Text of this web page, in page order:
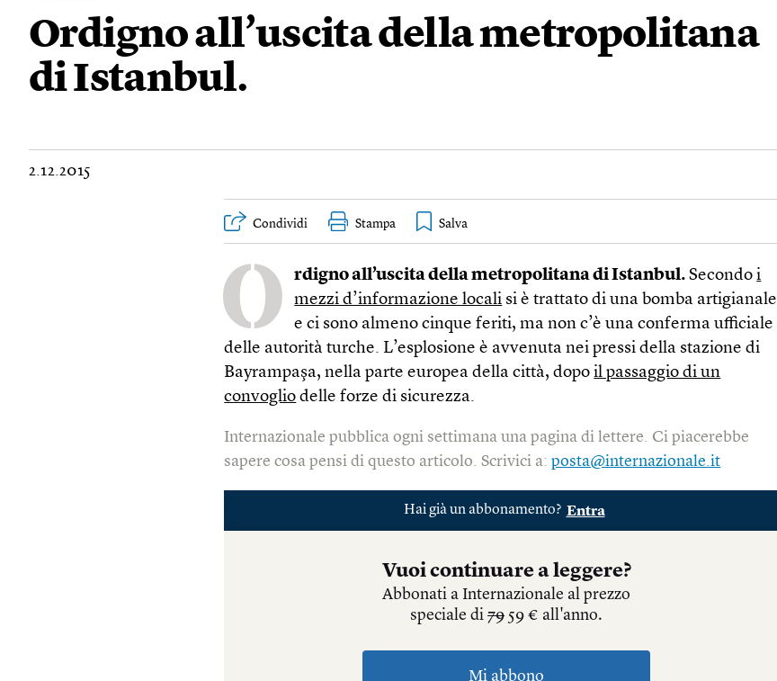
Ordigno all’uscita della metropolitana
di Istanbul.
2.12.2015
Condividi Stampa
O rdigno all’uscita della metropolitana di Istanbul. Secondoi
mezzi d’informazione locali si è trattato di una bomba artigianale
e ci sono almeno cinque feriti, ma non c’è una conferma ufficiale
delle autorità turche. L’esplosione è avvenuta nei pressi della stazione di
Bayrampaşa, nella parte europea della città, dopoil passaggio di un
convoglio delle forze di sicurezza.
Internazionale pubblica ogni settimana una pagina di lettere. Ci piacerebbe
sapere cosa pensi di questo articolo. Scrivici a:posta@internazionale.it